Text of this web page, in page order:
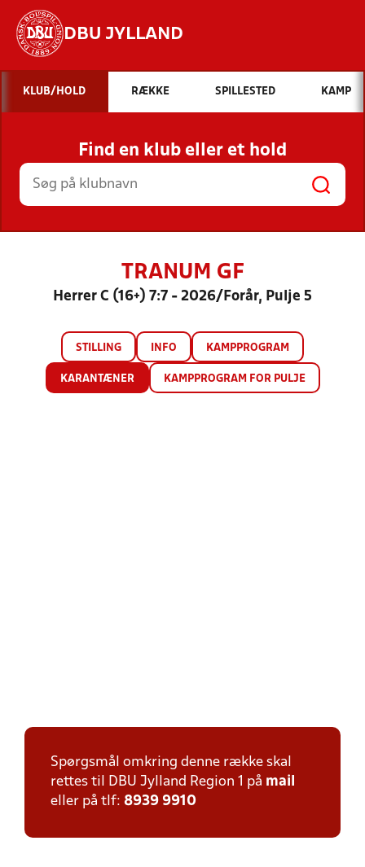
DBU JYLLAND
Hvad vil du søge efter?
INDHOLD OG NYHEDER
STILLINGER, RESULTATER, KLUBBER OG
HOLD
KLUB/HOLD RÆKKE SPILLESTED KAMP
Find en klub eller et hold
TRANUM GF
Herrer C (16+) 7:7 - 2026/Forår, Pulje 5
STILLING INFO KAMPPROGRAM
KARANTÆNER KAMPPROGRAM FOR PULJE
Spørgsmål omkring denne række skal
rettes til DBU Jylland Region 1 på mail
eller på tlf: 8939 9910